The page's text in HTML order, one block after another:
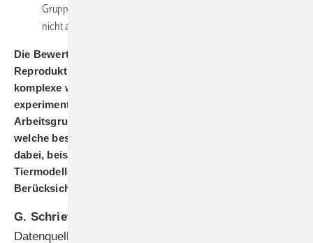
Gruppen A, B oder C beziehungsweise Gruppe B (Verdacht)
nicht aus.
Die Bewertung der Entwicklungstoxizität und
Reproduktionstoxizität von Substanzen ist eine
komplexe wissenschaftliche Aufgabe. Welche
experimentellen Ansätze und Datenquellen nutzt Ihre
Arbeitsgruppe, um diese Effekte zu bewerten, und
welche besonderen Herausforderungen ergeben sich
dabei, beispielsweise bei der Extrapolation von
Tiermodellen auf den Menschen oder der
Berücksichtigung von Kombinationswirkungen?
G. Schriever-Schwemmer:
Datenquellen werden vorwiegend Literaturdatenbanken